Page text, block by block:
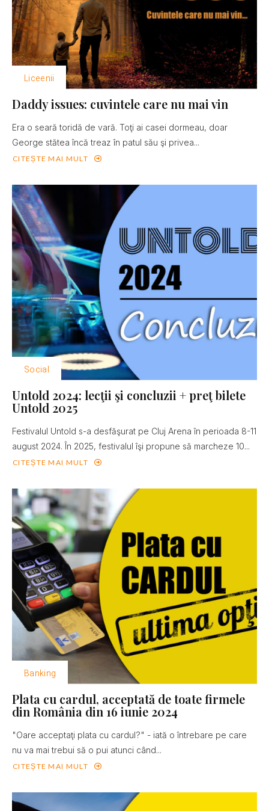
Liceenii
Daddy issues: cuvintele care nu mai vin
Era o seară toridă de vară. Toţi ai casei dormeau, doar
George stătea încă treaz în patul său şi privea...
CITEȘTE MAI MULT
Social
Untold 2024: lecţii şi concluzii + preţ bilete
Untold 2025
Festivalul Untold s-a desfăşurat pe Cluj Arena în perioada 8-11
august 2024. În 2025, festivalul îşi propune să marcheze 10...
CITEȘTE MAI MULT
Banking
Plata cu cardul, acceptată de toate firmele
din România din 16 iunie 2024
"Oare acceptaţi plata cu cardul?" - iată o întrebare pe care
nu va mai trebui să o pui atunci când...
CITEȘTE MAI MULT